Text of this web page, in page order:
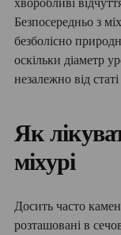
Безпосередньо з
безболісно
оскільки діаметр
незалежно від
Як
міхурі
Досить часто
розташовані в